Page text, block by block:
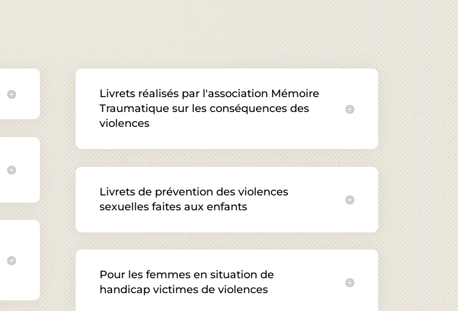
Livrets réalisés par l'association Mémoire
Traumatique sur les conséquences des
violences
Livrets de prévention des violences
sexuelles faites aux enfants
Pour les femmes en situation de
handicap victimes de violences